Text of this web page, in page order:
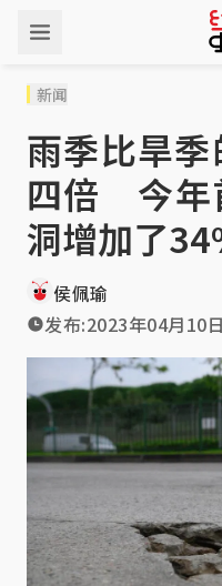
新闻
雨季比旱
四倍 今年
洞增加了
侯佩瑜
发布:2023年04月10